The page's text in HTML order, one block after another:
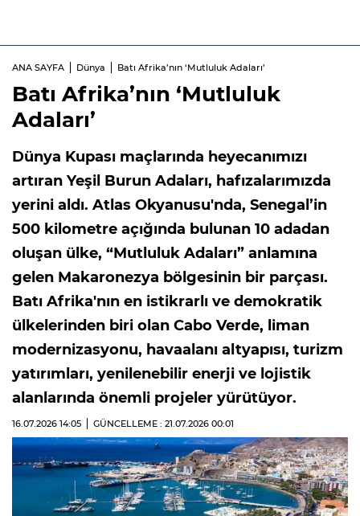
ANA SAYFA Dünya Batı Afrika’nın ‘Mutluluk Adaları’
Batı Afrika’nın ‘Mutluluk
Adaları’
Dünya Kupası maçlarında heyecanımızı
artıran Yeşil Burun Adaları, hafızalarımızda
yerini aldı. Atlas Okyanusu'nda, Senegal’in
500 kilometre açığında bulunan 10 adadan
oluşan ülke, “Mutluluk Adaları” anlamına
gelen Makaronezya bölgesinin bir parçası.
Batı Afrika'nın en istikrarlı ve demokratik
ülkelerinden biri olan Cabo Verde, liman
modernizasyonu, havaalanı altyapısı, turizm
yatırımları, yenilenebilir enerji ve lojistik
alanlarında önemli projeler yürütüyor.
16.07.2026 14:05 GÜNCELLEME : 21.07.2026 00:01